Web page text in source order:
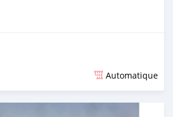
Automatique